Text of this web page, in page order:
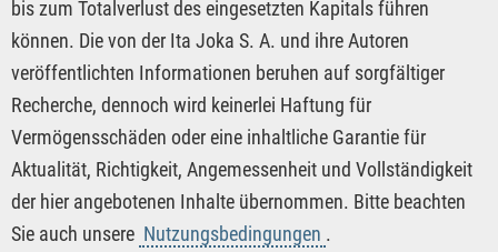
bis zum Totalverlust des eingesetzten Kapitals führen
können. Die von der Ita Joka S. A. und ihre Autoren
veröffentlichten Informationen beruhen auf sorgfältiger
Recherche, dennoch wird keinerlei Haftung für
Vermögensschäden oder eine inhaltliche Garantie für
Aktualität, Richtigkeit, Angemessenheit und Vollständigkeit
der hier angebotenen Inhalte übernommen. Bitte beachten
Sie auch unsere Nutzungsbedingungen .